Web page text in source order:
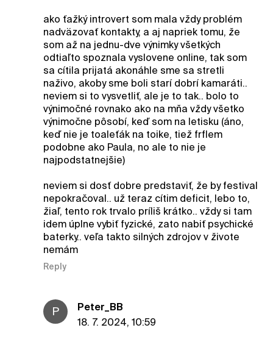
ako ťažký introvert som mala vždy problém
nadväzovať kontakty, a aj napriek tomu, že
som až na jednu-dve výnimky všetkých
odtiaľto spoznala vyslovene online, tak som
sa cítila prijatá akonáhle sme sa stretli
naživo, akoby sme boli starí dobrí kamaráti..
neviem si to vysvetliť, ale je to tak.. bolo to
výnimočné rovnako ako na mňa vždy všetko
výnimočne pôsobí, keď som na letisku (áno,
keď nie je toaleťák na toike, tiež frflem
podobne ako Paula, no ale to nie je
najpodstatnejšie)
neviem si dosť dobre predstaviť, že by festival
nepokračoval.. už teraz cítim deficit, lebo to,
žiaľ, tento rok trvalo príliš krátko.. vždy si tam
idem úplne vybiť fyzické, zato nabiť psychické
baterky.. veľa takto silných zdrojov v živote
nemám
Reply
P
Peter_BB
18. 7. 2024, 10:59